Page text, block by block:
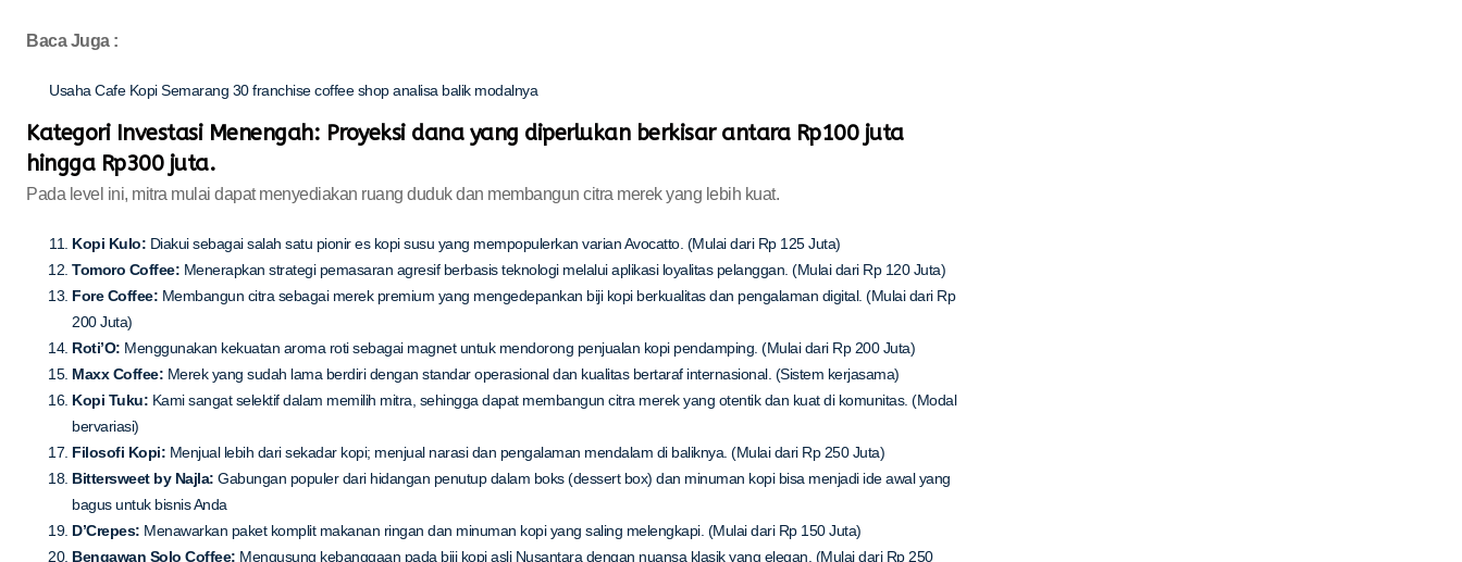
Baca Juga :
Usaha Cafe Kopi Semarang 30 franchise coffee shop analisa balik modalnya
Kategori Investasi Menengah: Proyeksi dana yang diperlukan berkisar antara Rp100 juta
hingga Rp300 juta.
Pada level ini, mitra mulai dapat menyediakan ruang duduk dan membangun citra merek yang lebih kuat.
Kopi Kulo: Diakui sebagai salah satu pionir es kopi susu yang mempopulerkan varian Avocatto. (Mulai dari Rp 125 Juta)
Tomoro Coffee: Menerapkan strategi pemasaran agresif berbasis teknologi melalui aplikasi loyalitas pelanggan. (Mulai dari Rp 120 Juta)
Fore Coffee: Membangun citra sebagai merek premium yang mengedepankan biji kopi berkualitas dan pengalaman digital. (Mulai dari Rp
200 Juta)
Roti’O: Menggunakan kekuatan aroma roti sebagai magnet untuk mendorong penjualan kopi pendamping. (Mulai dari Rp 200 Juta)
Maxx Coffee: Merek yang sudah lama berdiri dengan standar operasional dan kualitas bertaraf internasional. (Sistem kerjasama)
Kopi Tuku: Kami sangat selektif dalam memilih mitra, sehingga dapat membangun citra merek yang otentik dan kuat di komunitas. (Modal
bervariasi)
Filosofi Kopi: Menjual lebih dari sekadar kopi; menjual narasi dan pengalaman mendalam di baliknya. (Mulai dari Rp 250 Juta)
Bittersweet by Najla: Gabungan populer dari hidangan penutup dalam boks (dessert box) dan minuman kopi bisa menjadi ide awal yang
bagus untuk bisnis Anda
D’Crepes: Menawarkan paket komplit makanan ringan dan minuman kopi yang saling melengkapi. (Mulai dari Rp 150 Juta)
Bengawan Solo Coffee: Mengusung kebanggaan pada biji kopi asli Nusantara dengan nuansa klasik yang elegan. (Mulai dari Rp 250